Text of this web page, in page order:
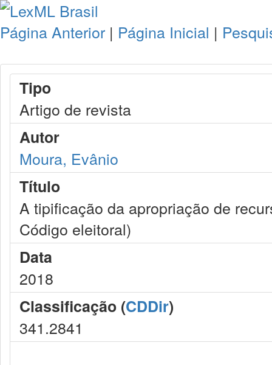
Página Anterior | Página Inicial |
Tipo
Artigo de revista
Autor
Moura, Evânio
Título
A tipificação da apropriação de
Código eleitoral)
Data
2018
Classificação (CDDir)
341.2841